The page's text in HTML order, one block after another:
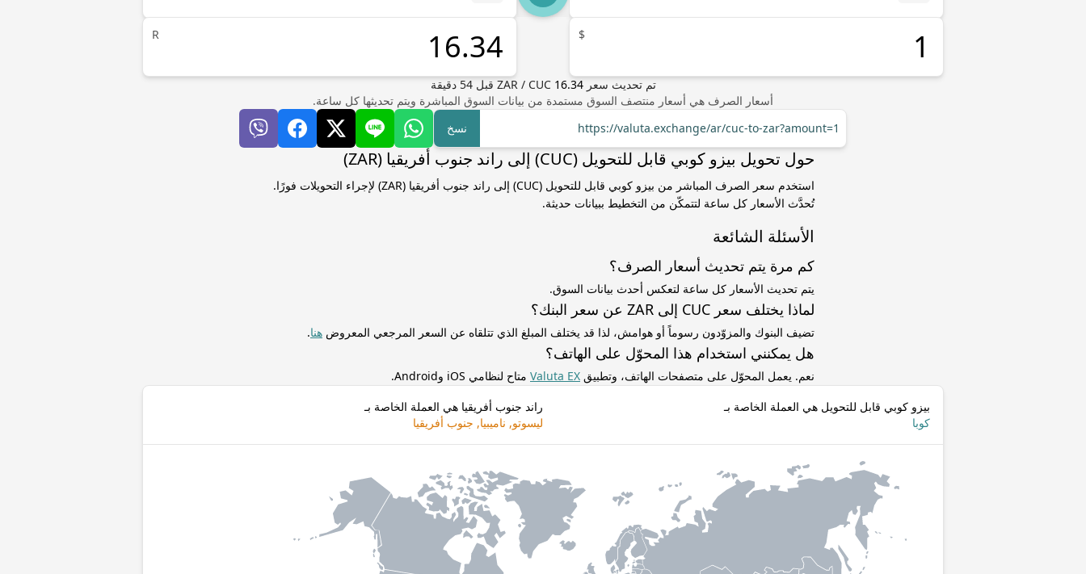
$
R
تم تحديث سعر ZAR/ CUC 16.34 قبل54 دقيقة
أسعار الصرف هي أسعار منتصف السوق مستمدة من بيانات السوق المباشرة ويتم تحديثها كل ساعة.
https://valuta.exchange/ar/cuc-to-zar?amount=1
نسخ
حول تحويل بيزو كوبي قابل للتحويل (CUC) إلى راند جنوب أفريقيا (ZAR)
استخدم سعر الصرف المباشر من بيزو كوبي قابل للتحويل (CUC) إلى راند جنوب أفريقيا (ZAR) لإجراء التحويلات فورًا.
تُحدَّث الأسعار كل ساعة لتتمكّن من التخطيط ببيانات حديثة.
الأسئلة الشائعة
كم مرة يتم تحديث أسعار الصرف؟
يتم تحديث الأسعار كل ساعة لتعكس أحدث بيانات السوق.
لماذا يختلف سعر CUC إلى ZAR عن سعر البنك؟
تضيف البنوك والمزوّدون رسوماً أو هوامش، لذا قد يختلف المبلغ الذي تتلقاه عن السعر المرجعي المعروض هنا.
هل يمكنني استخدام هذا المحوّل على الهاتف؟
نعم. يعمل المحوّل على متصفحات الهاتف، وتطبيق Valuta EX متاح لنظامي iOS وAndroid.
بيزو كوبي قابل للتحويل هي العملة الخاصة بـ
كوبا
راند جنوب أفريقيا هي العملة الخاصة بـ
ليسوتو, ناميبيا, جنوب أفريقيا